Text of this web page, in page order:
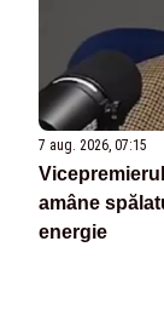
7 aug. 2026, 07:15
amâne
energie